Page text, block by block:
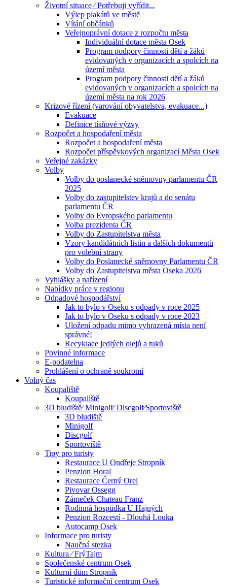
Životní situace ⁄ Potřebuji vyřídit...
Výlep plakátů ve městě
Vítání občánků
Veřejnoprávní dotace z rozpočtu města
Individuální dotace města Osek
Program podpory činnosti dětí a žáků
evidovaných v organizacích a spolcích na
území města
Program podpory činnosti dětí a žáků
evidovaných v organizacích a spolcích na
území města na rok 2026
Krizové řízení (varování obyvatelstva, evakuace...)
Evakuace
Definice tísňové výzvy
Rozpočet a hospodaření města
Rozpočet a hospodaření města
Rozpočet příspěvkových organizací Města Osek
Veřejné zakázky
Volby
Volby do poslanecké sněmovny parlamentu ČR
2025
Volby do zastupitelstev krajů a do senátu
parlamentu ČR
Volby do Evropského parlamentu
Volba prezidenta ČR
Volby do Zastupitelstva města
Vzory kandidátních listin a dalších dokumentů
pro volební strany
Volby do Poslanecké sněmovny Parlamentu ČR
Volby do Zastupitelstva města Oseka 2026
Vyhlášky a nařízení
Nabídky práce v regionu
Odpadové hospodářství
Jak to bylo v Oseku s odpady v roce 2025
Jak to bylo v Oseku s odpady v roce 2023
Uložení odpadu mimo vyhrazená místa není
správné!
Recyklace jedlých olejů a tuků
Povinné informace
E-podatelna
Prohlášení o ochraně soukromí
Volný čas
Koupaliště
Koupaliště
3D bludiště⁄ Minigolf⁄ Discgolf⁄Sportoviště
3D bludiště
Minigolf
Discgolf
Sportoviště
Tipy pro turisty
Restaurace U Ondřeje Stropník
Penzion Horal
Restaurace Černý Orel
Pivovar Ossegg
Zámeček Chateau Franz
Rodinná hospůdka U Hajných
Penzion Rozcestí - Dlouhá Louka
Autocamp Osek
Informace pro turisty
Naučná stezka
Kultura ⁄ FrýTajm
Společenské centrum Osek
Kulturní dům Stropník
Turistické informační centrum Osek